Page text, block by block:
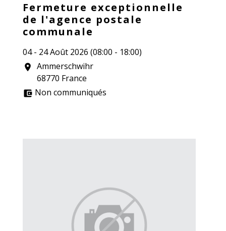
Fermeture exceptionnelle
de l'agence postale
communale
04 - 24 Août 2026 (08:00 - 18:00)
location_on Ammerschwihr
68770 France
account_balance_wallet Non communiqués